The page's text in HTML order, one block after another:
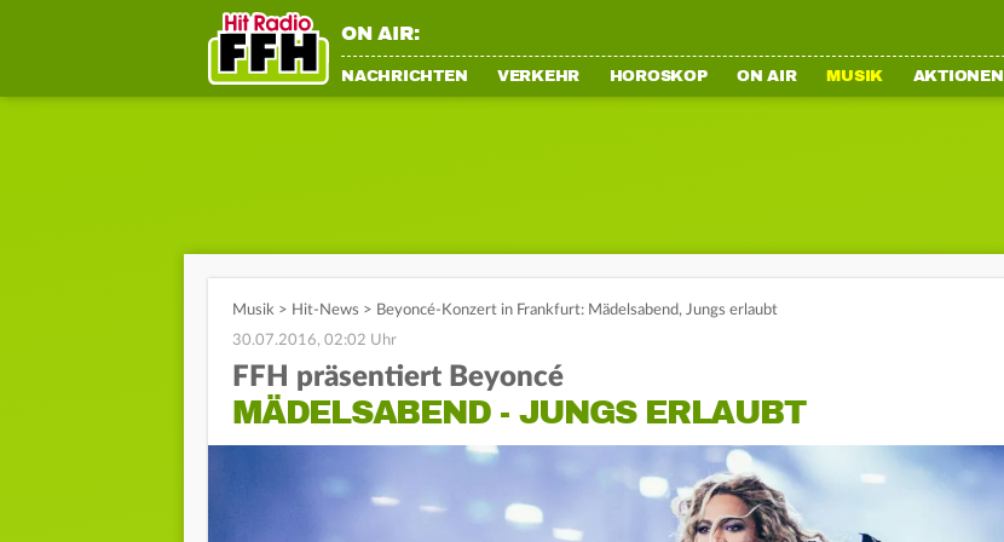
ON AIR:
NACHRICHTEN VERKEHR HOROSKOP ON AIR MUSIK AKTIONEN
Musik > Hit-News > Beyoncé-Konzert in Frankfurt: Mädelsabend, Jungs erlaubt
30.07.2016, 02:02 Uhr
FFH präsentiert Beyoncé
MÄDELSABEND - JUNGS ERLAUBT